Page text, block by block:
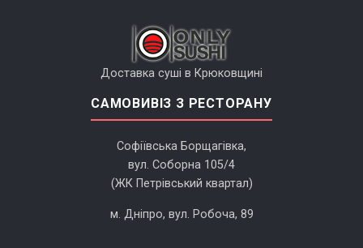
Доставка суші в Крюковщині
САМОВИВІЗ З РЕСТОРАНУ
Софіївська Борщагівка,
вул. Соборна 105/4
(ЖК Петрівський квартал)
м. Дніпро, вул. Робоча, 89